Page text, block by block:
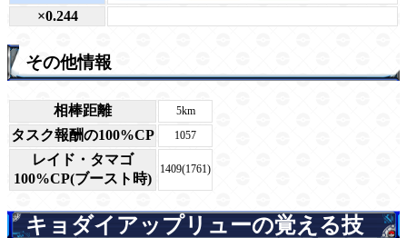
×0.244
その他情報
相棒距離 5km
タスク報酬の100%CP 1057
レイド・タマゴ
100%CP(ブースト時)
1409(1761)
キョダイアップリューの覚える技